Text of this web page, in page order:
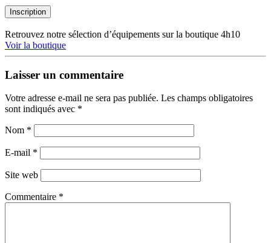
Inscription
Retrouvez notre sélection d’équipements sur la boutique 4h10
Voir la boutique
Laisser un commentaire
Votre adresse e-mail ne sera pas publiée. Les champs obligatoires
sont indiqués avec *
Nom *
E-mail *
Site web
Commentaire *